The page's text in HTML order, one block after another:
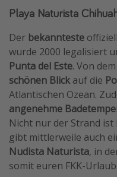
Playa Naturista
Der bekannteste
wurde 2000 legalisiert
Punta del Este. Von
schönen Blick auf die
Atlantischen Ozean.
angenehme
Nicht nur der Strand ist
gibt mittlerweile auch
Nudista Naturista, in
somit euren FKK-